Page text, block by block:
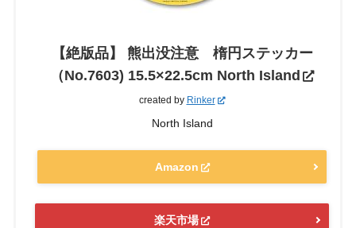
【絶版品】 熊出没注意 楕円ステッカー
（No.7603) 15.5×22.5cm North Island
created by Rinker
North Island
Amazon
楽天市場